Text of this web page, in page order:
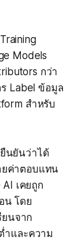
Models
กว่า
Label ข้อมูล
สำหรับ
นยันว่าได้
ยค่าตอบแทน
เคยถูก
น โดย
ยนจาก
ำและความ